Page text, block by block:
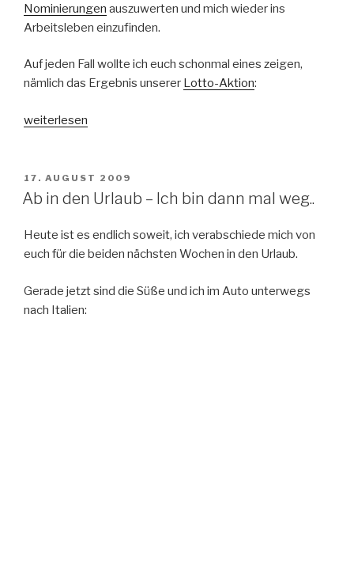
Nominierungen auszuwerten und mich wieder ins
Arbeitsleben einzufinden.
Auf jeden Fall wollte ich euch schonmal eines zeigen,
nämlich das Ergebnis unserer Lotto-Aktion:
„Doch
weiterlesen
VERÖFFENTLICHT
AM
17. AUGUST 2009
Ab in den Urlaub – Ich bin dann mal weg..
Heute ist es endlich soweit, ich verabschiede mich von
euch für die beiden nächsten Wochen in den Urlaub.
Gerade jetzt sind die Süße und ich im Auto unterwegs
nach Italien: